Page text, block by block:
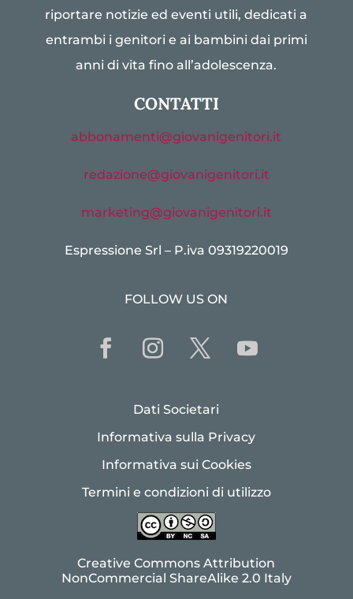
riportare notizie ed eventi utili, dedicati a
entrambi i genitori e ai bambini dai primi
anni di vita fino all’adolescenza.
CONTATTI
abbonamenti@giovanigenitori.it
redazione@giovanigenitori.it
marketing@giovanigenitori.it
Espressione Srl – P.iva 09319220019
FOLLOW US ON
Dati Societari
Informativa sulla Privacy
Informativa sui Cookies
Termini e condizioni di utilizzo
Creative Commons Attribution
NonCommercial ShareAlike 2.0 Italy